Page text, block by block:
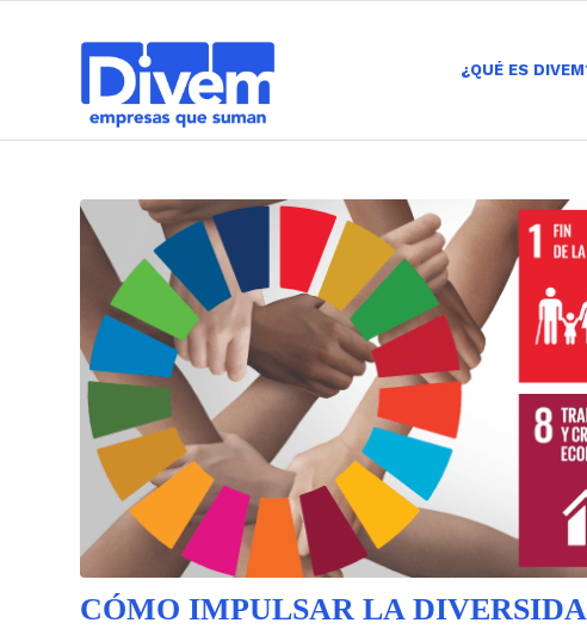
¿QUÉ ES
CÓMO IMPULSAR LA